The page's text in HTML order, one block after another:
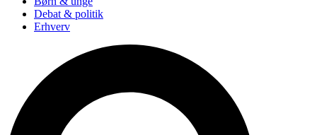
Debat & politik
Erhverv